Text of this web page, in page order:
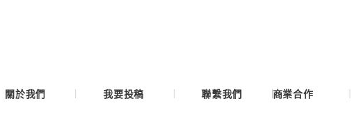
Email
關於我們 我要投稿 聯繫我們 商業合作